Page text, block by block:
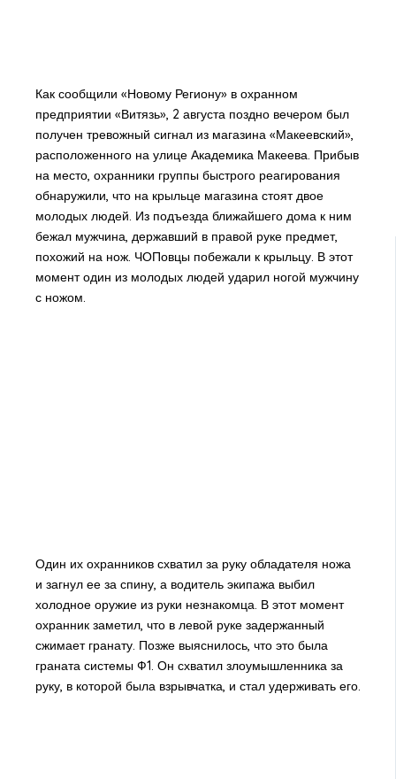
Как сообщили «Новому Региону» в охранном
предприятии «Витязь», 2 августа поздно вечером был
получен тревожный сигнал из магазина «Макеевский»,
расположенного на улице Академика Макеева. Прибыв
на место, охранники группы быстрого реагирования
обнаружили, что на крыльце магазина стоят двое
молодых людей. Из подъезда ближайшего дома к ним
бежал мужчина, державший в правой руке предмет,
похожий на нож. ЧОПовцы побежали к крыльцу. В этот
момент один из молодых людей ударил ногой мужчину
с ножом.
Один их охранников схватил за руку обладателя ножа
и загнул ее за спину, а водитель экипажа выбил
холодное оружие из руки незнакомца. В этот момент
охранник заметил, что в левой руке задержанный
сжимает гранату. Позже выяснилось, что это была
граната системы Ф1. Он схватил злоумышленника за
руку, в которой была взрывчатка, и стал удерживать его.